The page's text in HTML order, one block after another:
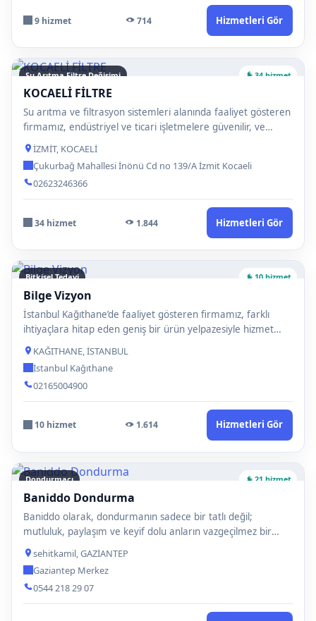
9 hizmet 714 Hizmetleri Gör
Su Arıtma Filtre Değişimi 34 hizmet
KOCAELİ FİLTRE
Su arıtma ve filtrasyon sistemleri alanında faaliyet gösteren
firmamız, endüstriyel ve ticari işletmelere güvenilir, ve…
İZMİT, KOCAELİ
Çukurbağ Mahallesi İnönü Cd no 139/A İzmit Kocaeli
02623246366
34 hizmet 1.844 Hizmetleri Gör
Bitkisel Tedavi 10 hizmet
Bilge Vizyon
İstanbul Kağıthane’de faaliyet gösteren firmamız, farklı
ihtiyaçlara hitap eden geniş bir ürün yelpazesiyle hizmet
veri…
KAĞITHANE, İSTANBUL
İstanbul Kağıthane
02165004900
10 hizmet 1.614 Hizmetleri Gör
Dondurmacı 21 hizmet
Baniddo Dondurma
Baniddo olarak, dondurmanın sadece bir tatlı değil;
mutluluk, paylaşım ve keyif dolu anların vazgeçilmez bir
parçası ol…
sehitkamil, GAZİANTEP
Gaziantep Merkez
0544 218 29 07